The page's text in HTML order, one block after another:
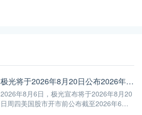
极光将于2026年8月20日公布2026年第二季度财报
2026年8月6日，极光宣布将于2026年8月20
日周四美国股市开市前公布截至2026年6月